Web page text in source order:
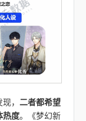
， 二者都希望
热度。《梦幻新